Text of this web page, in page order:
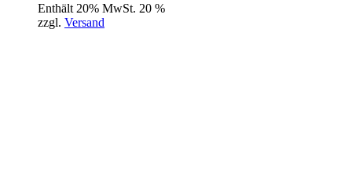
Enthält 20% MwSt. 20 %
zzgl. Versand